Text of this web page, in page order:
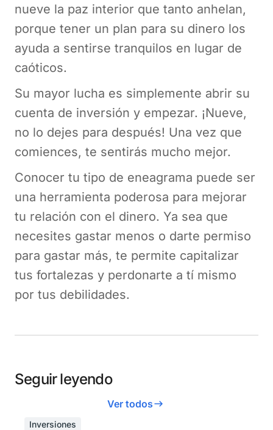
nueve la paz interior que tanto anhelan,
porque tener un plan para su dinero los
ayuda a sentirse tranquilos en lugar de
caóticos.
Su mayor lucha es simplemente abrir su
cuenta de inversión y empezar. ¡Nueve,
no lo dejes para después! Una vez que
comiences, te sentirás mucho mejor.
Conocer tu tipo de eneagrama puede ser
una herramienta poderosa para mejorar
tu relación con el dinero. Ya sea que
necesites gastar menos o darte permiso
para gastar más, te permite capitalizar
tus fortalezas y perdonarte a tí mismo
por tus debilidades.
Seguir leyendo
Ver todos
Inversiones